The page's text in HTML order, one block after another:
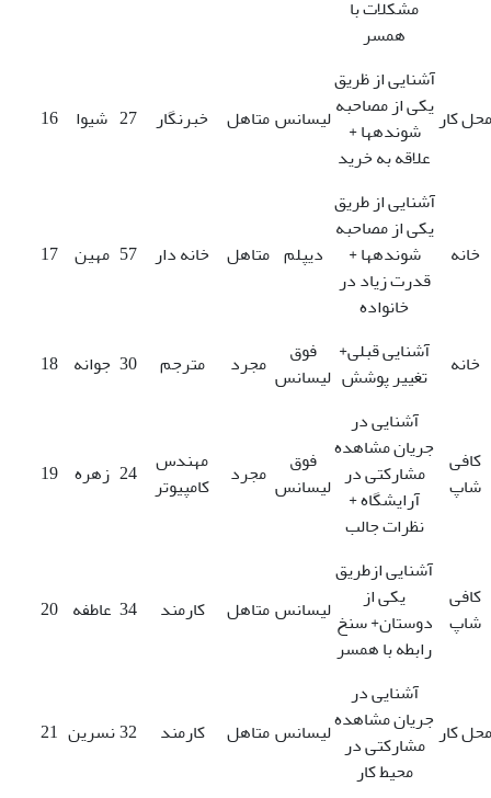
مشکلات با
همسر
محل کار
آشنایی از ظریق
یکی از مصاحبه
شونده­ها +
علاقه به خرید
لیسانسمتاهل خبرنگار 27 شیوا 16
خانه
آشنایی از طریق
یکی از مصاحبه
شونده­ها +
قدرت زیاد در
خانواده
دیپلم متاهل خانه دار 57 مهین 17
خانه
آشنایی قبلی+
تغییر پوشش
فوق
لیسانس مجرد مترجم 30 جوانه 18
کافی
شاپ
آشنایی در
جریان مشاهده
مشارکتی در
آرایشگاه +
نظرات جالب
فوق
لیسانس مجرد
مهندس
کامپیوتر 24 زهره 19
کافی
شاپ
آشنایی ازطریق
یکی از
دوستان+ سنخ
رابطه با همسر
لیسانسمتاهل کارمند 34 عاطفه 20
محل کار
آشنایی در
جریان مشاهده
مشارکتی در
محیط کار
لیسانسمتاهل کارمند 32نسرین 21